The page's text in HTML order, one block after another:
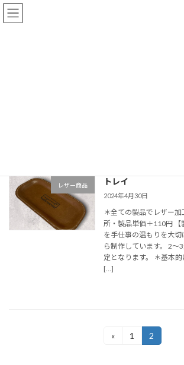
コ
ン
ナ
ビ
レザー商品 トレイ
2024年4月30日
＊全ての製品でレザー加
所・製品単価＋110円 【
を手仕事の温もりを大
ら制作しています。 2〜
定となります。 ＊基本
[…]
«
固
1
固
定
2